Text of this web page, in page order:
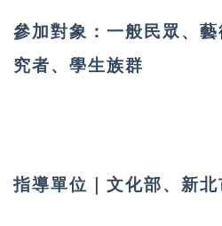
參加對象： 一般民眾、
究者、學生族群
指導單位｜ 文化部、新北